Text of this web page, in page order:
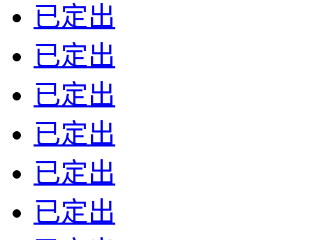
已定出
已定出
已定出
已定出
已定出
已定出